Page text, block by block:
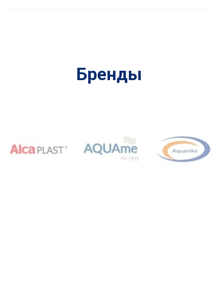
Бренды